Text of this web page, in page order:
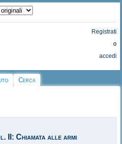
Registrati
o
accedi
Cerca
II: Chiamata alle armi